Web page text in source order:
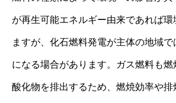
が再生可能エネルギー由来であれば環
ますが、化石燃料発電が主体の地域で
になる場合があります。ガス燃料も燃
酸化物を排出するため、燃焼効率や